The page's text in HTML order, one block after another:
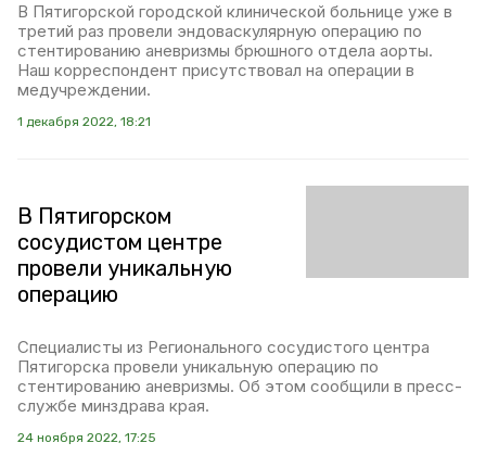
В Пятигорской городской клинической больнице уже в
третий раз провели эндоваскулярную операцию по
стентированию аневризмы брюшного отдела аорты.
Наш корреспондент присутствовал на операции в
медучреждении.
1 декабря 2022, 18:21
В Пятигорском
сосудистом центре
провели уникальную
операцию
Специалисты из Регионального сосудистого центра
Пятигорска провели уникальную операцию по
стентированию аневризмы. Об этом сообщили в пресс-
службе минздрава края.
24 ноября 2022, 17:25